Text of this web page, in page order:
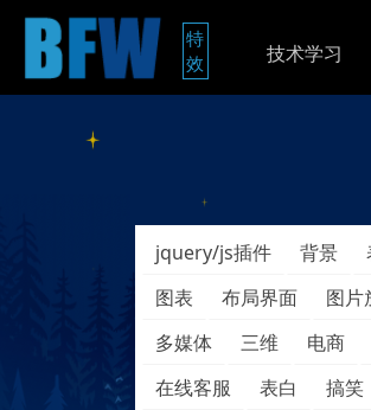
特
效
技术学习
jquery/js插件 背景
图表
布局界面 图片
多媒体
三维 电商
在线客服
表白 搞笑